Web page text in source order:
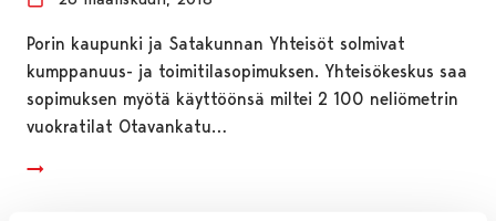
Porin kaupunki ja Satakunnan Yhteisöt solmivat
kumppanuus- ja toimitilasopimuksen. Yhteisökeskus saa
sopimuksen myötä käyttöönsä miltei 2 100 neliömetrin
vuokratilat Otavankatu…